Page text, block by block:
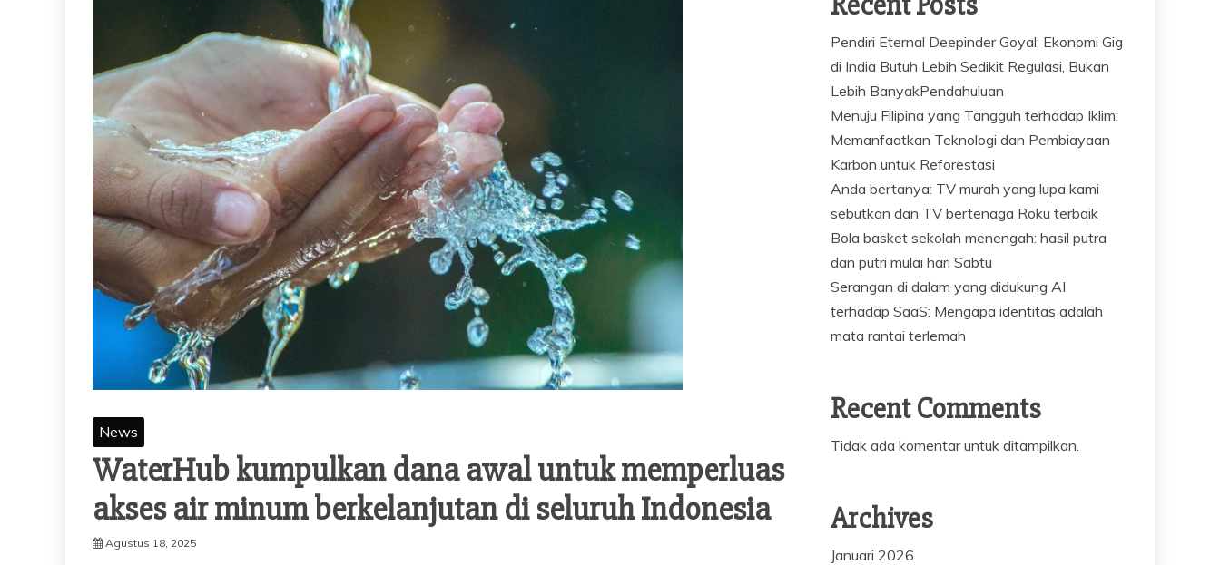
News
WaterHub kumpulkan dana awal untuk memperluas
akses air minum berkelanjutan di seluruh Indonesia
Agustus 18, 2025
Pendiri Eternal Deepinder Goyal: Ekonomi Gig
di India Butuh Lebih Sedikit Regulasi, Bukan
Lebih BanyakPendahuluan
Menuju Filipina yang Tangguh terhadap Iklim:
Memanfaatkan Teknologi dan Pembiayaan
Karbon untuk Reforestasi
Anda bertanya: TV murah yang lupa kami
sebutkan dan TV bertenaga Roku terbaik
Bola basket sekolah menengah: hasil putra
dan putri mulai hari Sabtu
Serangan di dalam yang didukung AI
terhadap SaaS: Mengapa identitas adalah
mata rantai terlemah
Recent Comments
Tidak ada komentar untuk ditampilkan.
Archives
Januari 2026